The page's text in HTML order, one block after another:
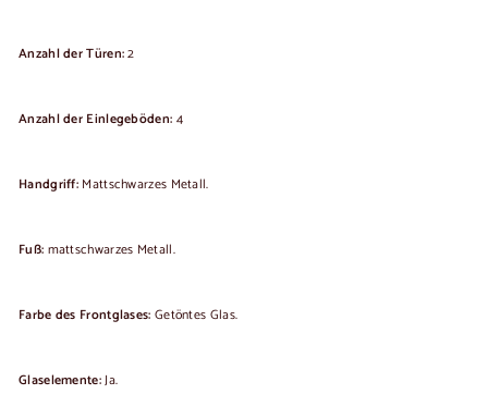
Anzahl der Türen:2
Anzahl der Einlegeböden: 4
Handgriff: Mattschwarzes Metall.
Fuß: mattschwarzes Metall.
Farbe des Frontglases: Getöntes Glas.
Glaselemente:Ja.